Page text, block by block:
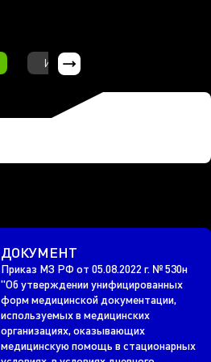
Интервью
ДОКУМЕНТ
Приказ МЗ РФ от 05.08.2022 г. № 530н
"Об утверждении унифицированных
форм медицинской документации,
используемых в медицинских
организациях, оказывающих
медицинскую помощь в стационарных